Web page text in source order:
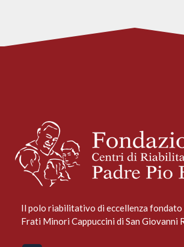
Il polo riabilitativo di eccellenza fondato
Frati Minori Cappuccini di San Giovanni